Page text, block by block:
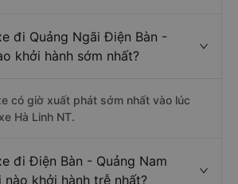
đi Quảng Ngãi Điện Bàn -
khởi hành sớm nhất?
có giờ xuất phát sớm nhất vào lúc
Hà Linh NT.
đi Điện Bàn - Quảng Nam
nào khởi hành trễ nhất?